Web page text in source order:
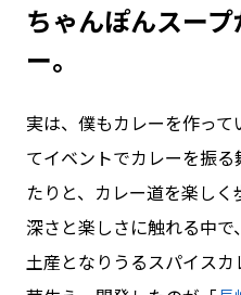
ちゃんぽんスー
ー。
実は、僕もカレーを作っ
てイベントでカレーを振
たりと、カレー道を楽し
深さと楽しさに触れる中
土産となりうるスパイス